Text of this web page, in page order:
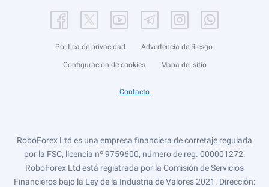
Política de privacidad Advertencia de Riesgo
Configuración de cookies Mapa del sitio
Contacto
RoboForex Ltd es una empresa financiera de corretaje regulada
por la FSC, licencia nº 9759600, número de reg. 000001272.
RoboForex Ltd está registrada por la Comisión de Servicios
Financieros bajo la Ley de la Industria de Valores 2021. Dirección: